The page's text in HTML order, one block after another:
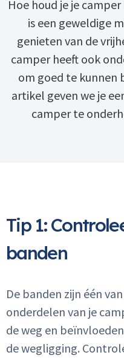
Hoe houd je je
is een geweldige
genieten van de
camper heeft ook
om goed te kunnen
artikel geven we je
camper te
Tip 1:
banden
De banden zijn één
onderdelen van je
de weg en
de wegligging.